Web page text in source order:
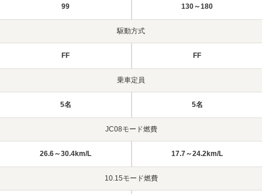
99 130～180
駆動方式
FF FF
乗車定員
5名 5名
JC08モード燃費
26.6～30.4km/L 17.7～24.2km/L
10.15モード燃費